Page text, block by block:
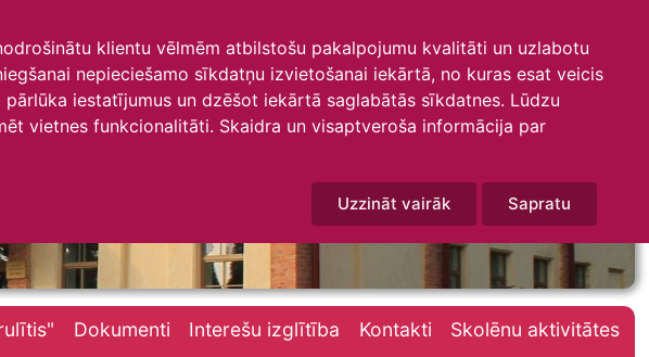
klientu vēlmēm atbilstošu pakalpojumu kvalitāti un uzlabotu
nepieciešamo sīkdatņu izvietošanai iekārtā, no kuras esat veicis
iestatījumus un dzēšot iekārtā saglabātās sīkdatnes. Lūdzu
vietnes funkcionalitāti. Skaidra un visaptveroša informācija par
Uzzināt vairāk Sapratu
Dokumenti Interešu izglītība Kontakti Skolēnu aktivitātes